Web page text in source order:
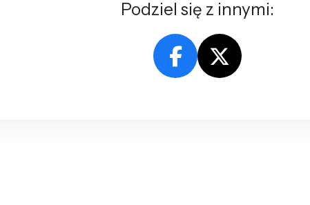
Podziel się z innymi: